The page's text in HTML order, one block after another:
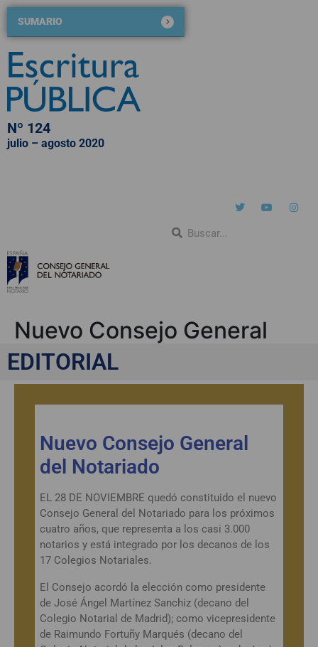
SUMARIO
Nº 124
julio – agosto 2020
Nuevo Consejo General
del Notariado
EDITORIAL
Nuevo Consejo General
del Notariado
EL 28 DE NOVIEMBRE quedó constituido el nuevo
Consejo General del Notariado para los próximos
cuatro años, que representa a los casi 3.000
notarios y está integrado por los decanos de los
17 Colegios Notariales.
El Consejo acordó la elección como presidente
de José Ángel Martínez Sanchiz (decano del
Colegio Notarial de Madrid); como vicepresidente
de Raimundo Fortuñy Marqués (decano del